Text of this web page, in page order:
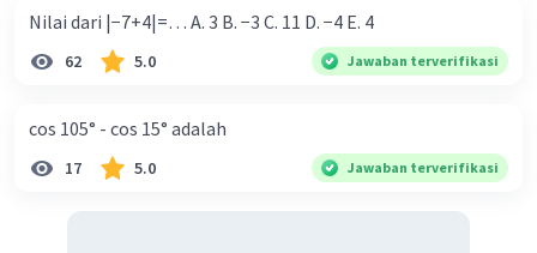
Nilai dari |−7+4|=… A. 3 B. −3 C. 11 D. −4 E. 4
62 5.0 Jawaban terverifikasi
cos 105° - cos 15° adalah
17 5.0 Jawaban terverifikasi